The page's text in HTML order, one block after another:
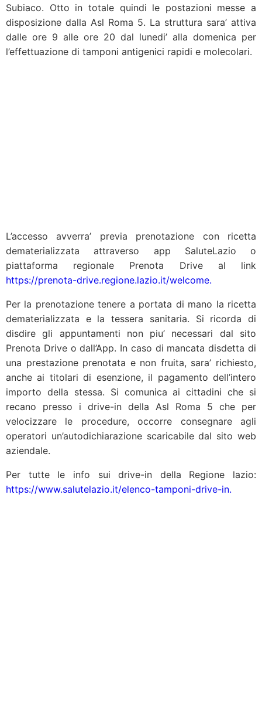
Subiaco. Otto in totale quindi le postazioni messe a
disposizione dalla Asl Roma 5. La struttura sara’ attiva
dalle ore 9 alle ore 20 dal lunedi’ alla domenica per
l’effettuazione di tamponi antigenici rapidi e molecolari.
L’accesso avverra’ previa prenotazione con ricetta
dematerializzata attraverso app SaluteLazio o
piattaforma regionale Prenota Drive al link
https://prenota-drive.regione.lazio.it/welcome.
Per la prenotazione tenere a portata di mano la ricetta
dematerializzata e la tessera sanitaria. Si ricorda di
disdire gli appuntamenti non piu’ necessari dal sito
Prenota Drive o dall’App. In caso di mancata disdetta di
una prestazione prenotata e non fruita, sara’ richiesto,
anche ai titolari di esenzione, il pagamento dell’intero
importo della stessa. Si comunica ai cittadini che si
recano presso i drive-in della Asl Roma 5 che per
velocizzare le procedure, occorre consegnare agli
operatori un’autodichiarazione scaricabile dal sito web
aziendale.
Per tutte le info sui drive-in della Regione lazio:
https://www.salutelazio.it/elenco-tamponi-drive-in.